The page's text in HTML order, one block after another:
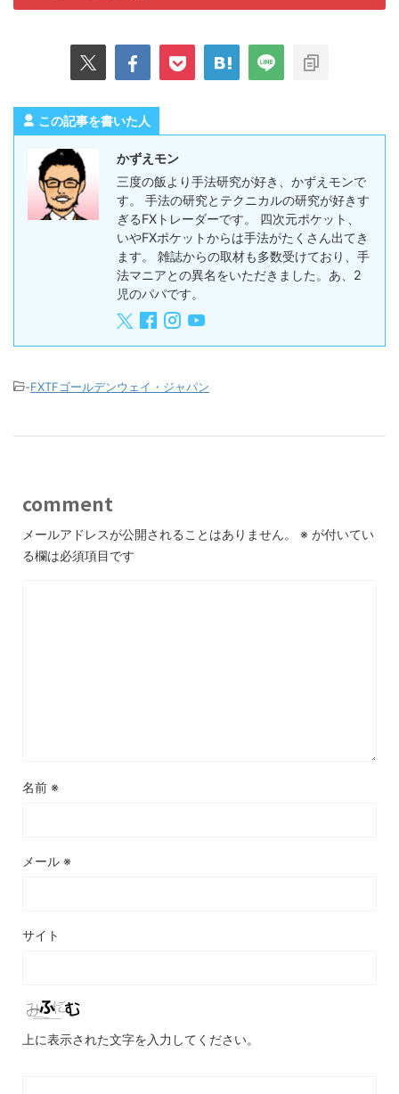
この記事を書いた人
かずえモン
三度の飯より手法研究が好き、かずえモンで
す。 手法の研究とテクニカルの研究が好きす
ぎるFXトレーダーです。 四次元ポケット、
いやFXポケットからは手法がたくさん出てき
ます。 雑誌からの取材も多数受けており、手
法マニアとの異名をいただきました。あ、2
児のパパです。
-FXTFゴールデンウェイ・ジャパン
comment
メールアドレスが公開されることはありません。 ※ が付いてい
る欄は必須項目です
名前 ※
メール ※
サイト
上に表示された文字を入力してください。